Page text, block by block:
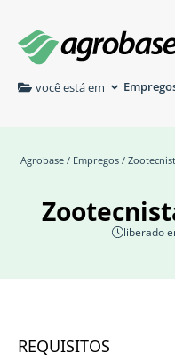
você está em
Agrobase / Empregos /
liberado
REQUISITOS